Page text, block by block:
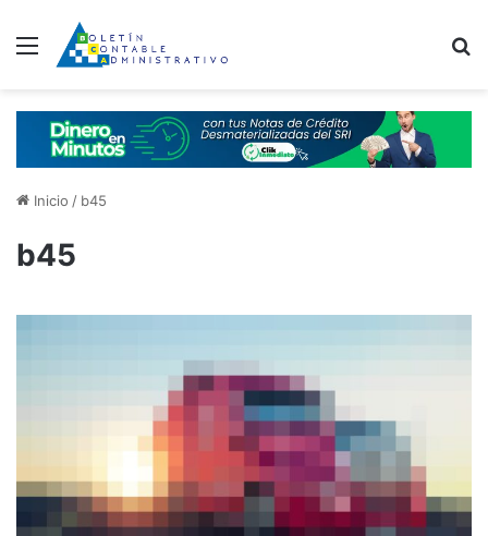
Menú
Inicio / b45
b45